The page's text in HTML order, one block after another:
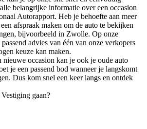
belangrijke informatie over een occasion
Autorapport. Heb je behoefte aan meer
afspraak maken om de auto te bekijken
bijvoorbeeld in Zwolle. Op onze
advies van één van onze verkopers
keuze kan maken.
nieuwe occasion kan je ook je oude auto
je een passend bod wanneer je langskomt
Dus kom snel een keer langs en ontdek
gaan?